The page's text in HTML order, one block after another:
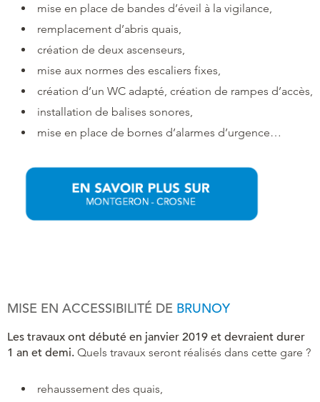
mise en place de bandes d’éveil à la vigilance,
remplacement d’abris quais,
création de deux ascenseurs,
mise aux normes des escaliers fixes,
création d’un WC adapté, création de rampes d’accès,
installation de balises sonores,
mise en place de bornes d’alarmes d’urgence…
MISE EN ACCESSIBILITÉ DE BRUNOY
Les travaux ont débuté en janvier 2019 et devraient durer
1 an et demi. Quels travaux seront réalisés dans cette gare ?
rehaussement des quais,